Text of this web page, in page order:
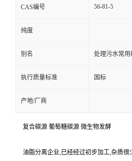
CAS编号 56-81-5
纯度
别名 处理污水常用
执行质量标准 国标
产地/厂商
复合碳源 葡萄糖碳源 微生物发酵
油脂分离企业,已经经过初步加工,杂质